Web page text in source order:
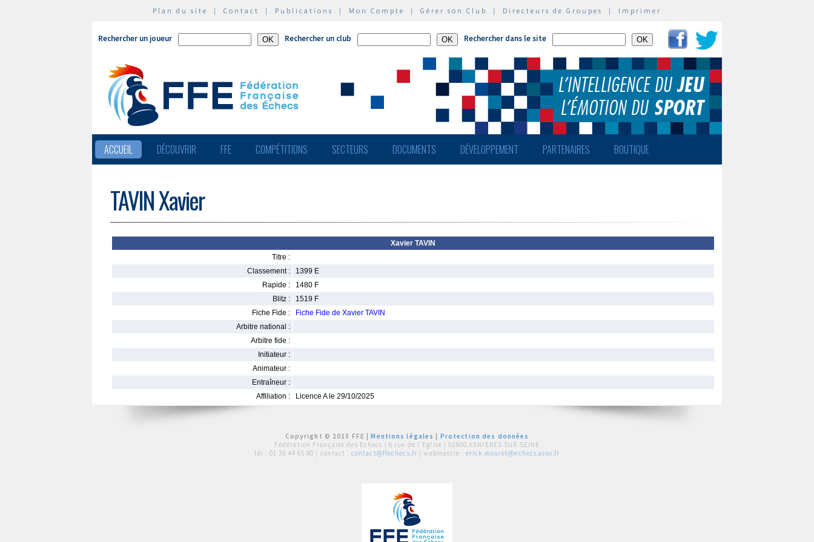
Plan du site | Contact | Publications | Mon Compte | Gérer son Club | Directeurs de Groupes | Imprimer
Rechercher un joueur Rechercher un club Rechercher dans le site
ACCUEIL DÉCOUVRIR FFE COMPÉTITIONS SECTEURS DOCUMENTS DÉVELOPPEMENT PARTENAIRES BOUTIQUE
TAVIN Xavier
Xavier TAVIN
Titre :
Classement :
1399 E
Rapide :
1480 F
Blitz :
1519 F
Fiche Fide :
Fiche Fide de Xavier TAVIN
Arbitre national :
Arbitre fide :
Initiateur :
Animateur :
Entraîneur :
Affiliation :
Licence A le 29/10/2025
Copyright © 2015 FFE |Mentions légales
Protection des données
Fédération Française des Echecs | 6 rue de l'Eglise | 92600 ASNIERES SUR SEINE
tél : 01 39 44 65 80 | contact : contact@ffechecs.fr | webmestre : erick.mouret@echecs.asso.fr